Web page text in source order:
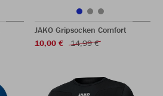
JAKO Gripsocken Comfort
10,00 €
14,99 €